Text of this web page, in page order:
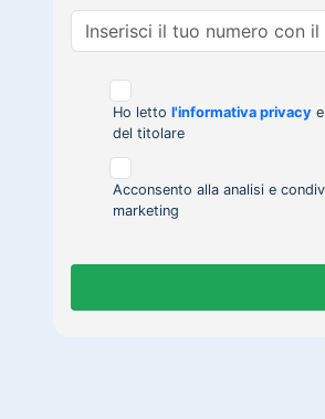
Ho letto l'informativa privacy
del titolare
Acconsento alla analisi e
marketing